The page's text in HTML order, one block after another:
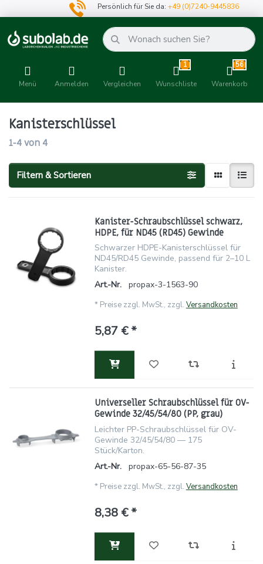
Persönlich für Sie da:+49 (0)7240-9445836
Menü Anmelden Vergleichen
1
Wunschliste
56
Warenkorb
Kanisterschlüssel
1-4von 4
Filtern & Sortieren
Kanister-Schraubschlüssel schwarz,
HDPE, für ND45 (RD45) Gewinde
Schwarzer HDPE-Kanisterschlüssel für
ND45/RD45 Gewinde, passend für 2–10 L
Kanister.
Art.-Nr.
propax-3-1563-90
* Preise zzgl. MwSt., zzgl. Versandkosten
5,87 € *
Universeller Schraubschlüssel für OV-
Gewinde 32/45/54/80 (PP, grau)
Leichter PP-Schraubschlüssel für OV-
Gewinde 32/45/54/80 — 175
Stück/Karton.
Art.-Nr.
propax-65-56-87-35
* Preise zzgl. MwSt., zzgl. Versandkosten
8,38 € *